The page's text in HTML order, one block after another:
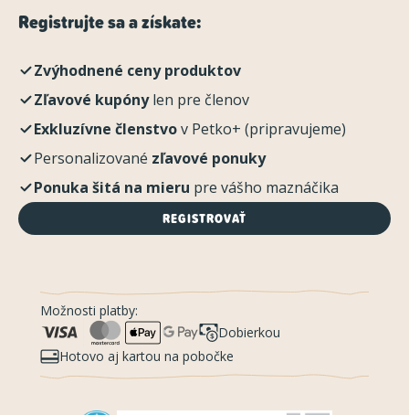
Registrujte sa a získate:
Zvýhodnené ceny produktov
Zľavové kupónylen pre členov
Exkluzívne členstvov Petko+ (pripravujeme)
Personalizované zľavové ponuky
Ponuka šitá na mieru pre vášho maznáčika
REGISTROVAŤ
Možnosti platby:
Dobierkou
Hotovo aj kartou na pobočke